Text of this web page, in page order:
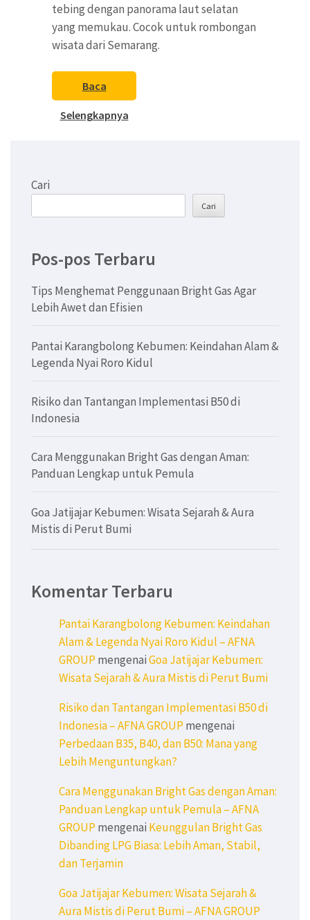
tebing dengan panorama laut selatan
yang memukau. Cocok untuk rombongan
wisata dari Semarang.
Baca
Selengkapnya
Cari
Cari
Pos-pos Terbaru
Tips Menghemat Penggunaan Bright Gas Agar
Lebih Awet dan Efisien
Pantai Karangbolong Kebumen: Keindahan Alam &
Legenda Nyai Roro Kidul
Risiko dan Tantangan Implementasi B50 di
Indonesia
Cara Menggunakan Bright Gas dengan Aman:
Panduan Lengkap untuk Pemula
Goa Jatijajar Kebumen: Wisata Sejarah & Aura
Mistis di Perut Bumi
Komentar Terbaru
Pantai Karangbolong Kebumen: Keindahan
Alam & Legenda Nyai Roro Kidul – AFNA
GROUPmengenaiGoa Jatijajar Kebumen:
Wisata Sejarah & Aura Mistis di Perut Bumi
Risiko dan Tantangan Implementasi B50 di
Indonesia – AFNA GROUPmengenai
Perbedaan B35, B40, dan B50: Mana yang
Lebih Menguntungkan?
Cara Menggunakan Bright Gas dengan Aman:
Panduan Lengkap untuk Pemula – AFNA
GROUPmengenai Keunggulan Bright Gas
Dibanding LPG Biasa: Lebih Aman, Stabil,
dan Terjamin
Goa Jatijajar Kebumen: Wisata Sejarah &
Aura Mistis di Perut Bumi – AFNA GROUP